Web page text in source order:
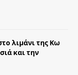
λιμάνι της Κω
και την